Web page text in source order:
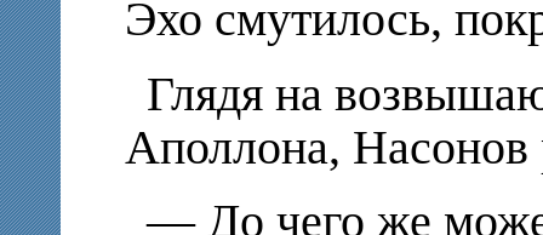
Эхо смутилось,
Глядя на
Аполлона,
— До чего же